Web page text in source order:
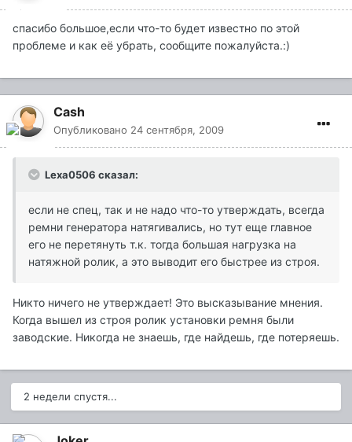
спасибо большое,если что-то будет известно по этой
проблеме и как её убрать, сообщите пожалуйста.:)
Cash
Опубликовано 24 сентября, 2009
Lexa0506 сказал:
если не спец, так и не надо что-то утверждать, всегда
ремни генератора натягивались, но тут еще главное
его не перетянуть т.к. тогда большая нагрузка на
натяжной ролик, а это выводит его быстрее из строя.
Никто ничего не утверждает! Это высказывание мнения.
Когда вышел из строя ролик установки ремня были
заводские. Никогда не знаешь, где найдешь, где потеряешь.
2 недели спустя...